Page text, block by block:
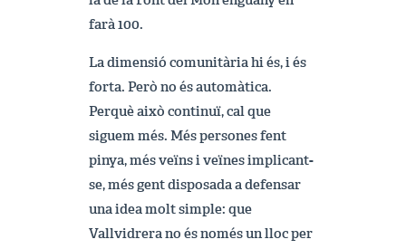
farà 100.
La dimensió comunitària hi és, i és
forta. Però no és automàtica.
Perquè això continuï, cal que
siguem més. Més persones fent
pinya, més veïns i veïnes implicant-
se, més gent disposada a defensar
una idea molt simple: que
Vallvidrera no és només un lloc per